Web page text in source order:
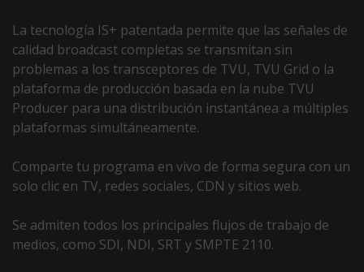
La tecnología IS+ patentada permite que las señales de
calidad broadcast completas se transmitan sin
problemas a los transceptores de TVU, TVU Grid o la
plataforma de producción basada en la nube TVU
Producer para una distribución instantánea a múltiples
plataformas simultáneamente.
Comparte tu programa en vivo de forma segura con un
solo clic en TV, redes sociales, CDN y sitios web.
Se admiten todos los principales flujos de trabajo de
medios, como SDI, NDI, SRT y SMPTE 2110.